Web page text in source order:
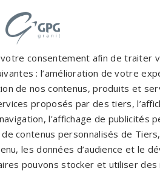
Chantonnay
Jard-sur-Mer
La Mothe
Le Langon→
Les Sables-
consentement afin de traiter
: l’amélioration de votre
de nos contenus, produits et
proposés par des tiers,
l'affichage de publicités
contenus personnalisés de
les données d’audience et le
pouvons stocker et utiliser des